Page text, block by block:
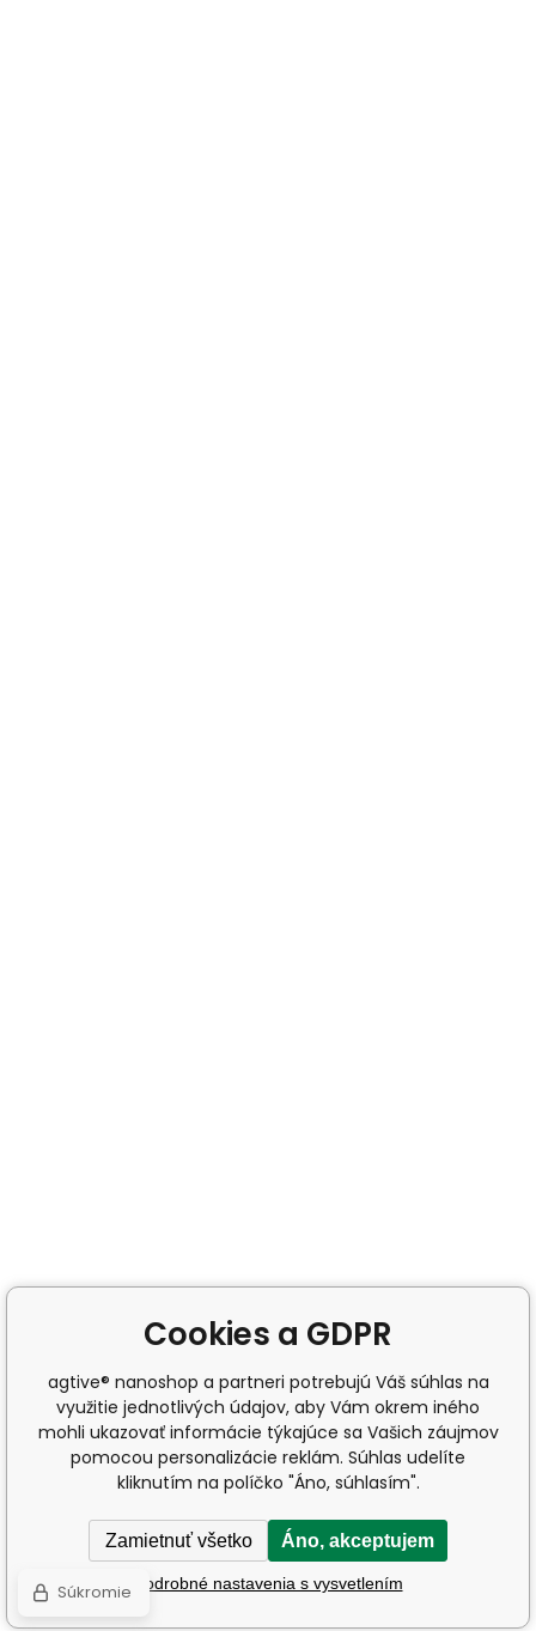
Cookies a GDPR
agtive® nanoshop a partneri potrebujú Váš súhlas na
využitie jednotlivých údajov, aby Vám okrem iného
mohli ukazovať informácie týkajúce sa Vašich záujmov
pomocou personalizácie reklám. Súhlas udelíte
kliknutím na políčko "Áno, súhlasím".
Zamietnuť všetko Áno, akceptujem
Podrobné nastavenia s vysvetlením
Súkromie